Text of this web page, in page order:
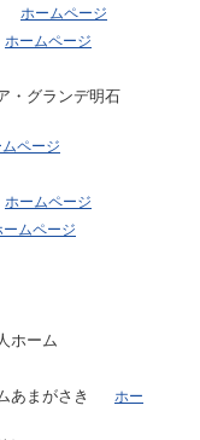
ホームページ
ホームページ
・グランデ明石
ページ
ホームページ
ームページ
ホーム
あまがさき
ホー